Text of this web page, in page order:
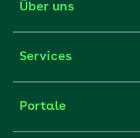
Über uns
Services
Portale